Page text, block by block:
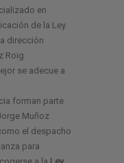
en
de la Ley
dirección
Roig
se adecue a
forman parte
Muñoz
el despacho
para